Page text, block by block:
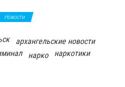
Новости
архангельские новости
нарко
наркотики